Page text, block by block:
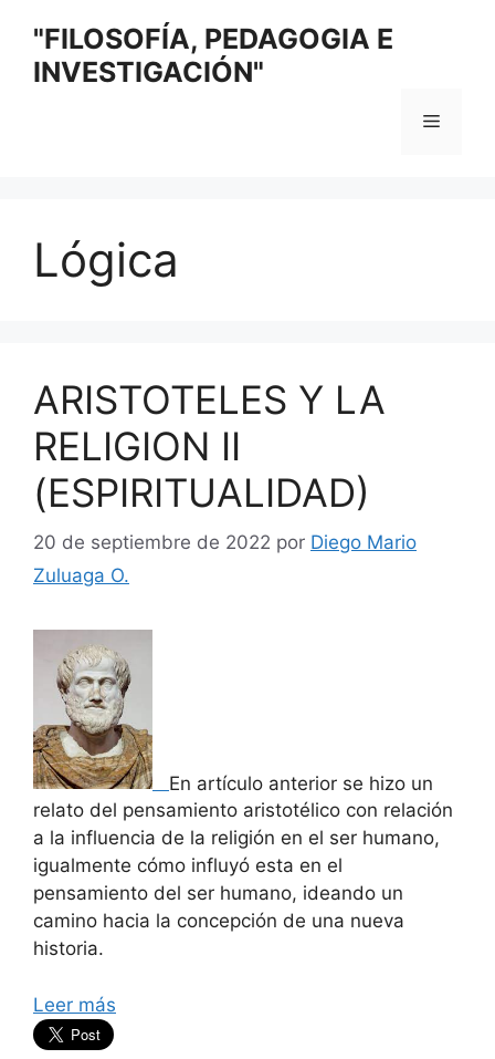
contenido
"FILOSOFÍA, PEDAGOGIA E
INVESTIGACIÓN"
Menú
Lógica
ARISTOTELES Y LA
RELIGION II
(ESPIRITUALIDAD)
20 de septiembre de 2022 por Diego Mario
Zuluaga O.
En artículo anterior se hizo un
relato del pensamiento aristotélico con relación
a la influencia de la religión en el ser humano,
igualmente cómo influyó esta en el
pensamiento del ser humano, ideando un
camino hacia la concepción de una nueva
historia.
Leer más